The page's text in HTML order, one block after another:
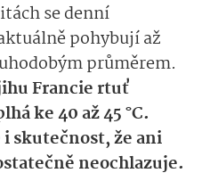
se denní
pohybují až
průměrem.
Francie rtuť
ke 40 až 45 °C.
skutečnost, že ani
neochlazuje.